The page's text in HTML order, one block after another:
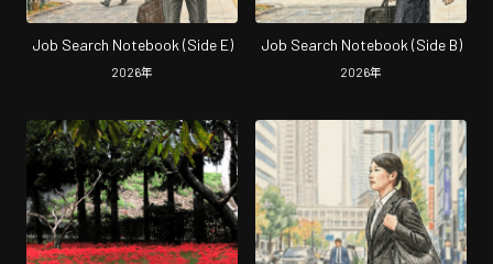
Job Search Notebook (Side E)
2026年
Job Search Notebook (Side B)
2026年